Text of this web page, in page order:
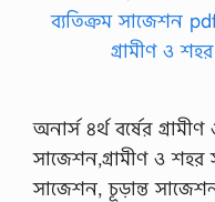
অনার্স ৪র্থ বর্ষের
সাজেশন,গ্রামীণ ও শহর
সাজেশন, চূড়ান্ত